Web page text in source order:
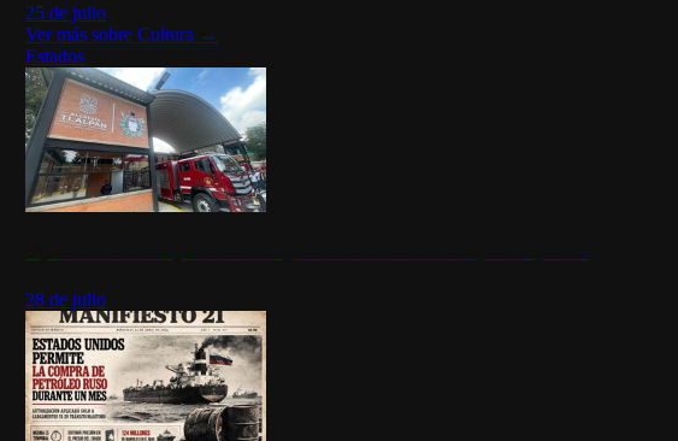
25 de julio
Ver más sobreCultura →
Estados
28 de julio